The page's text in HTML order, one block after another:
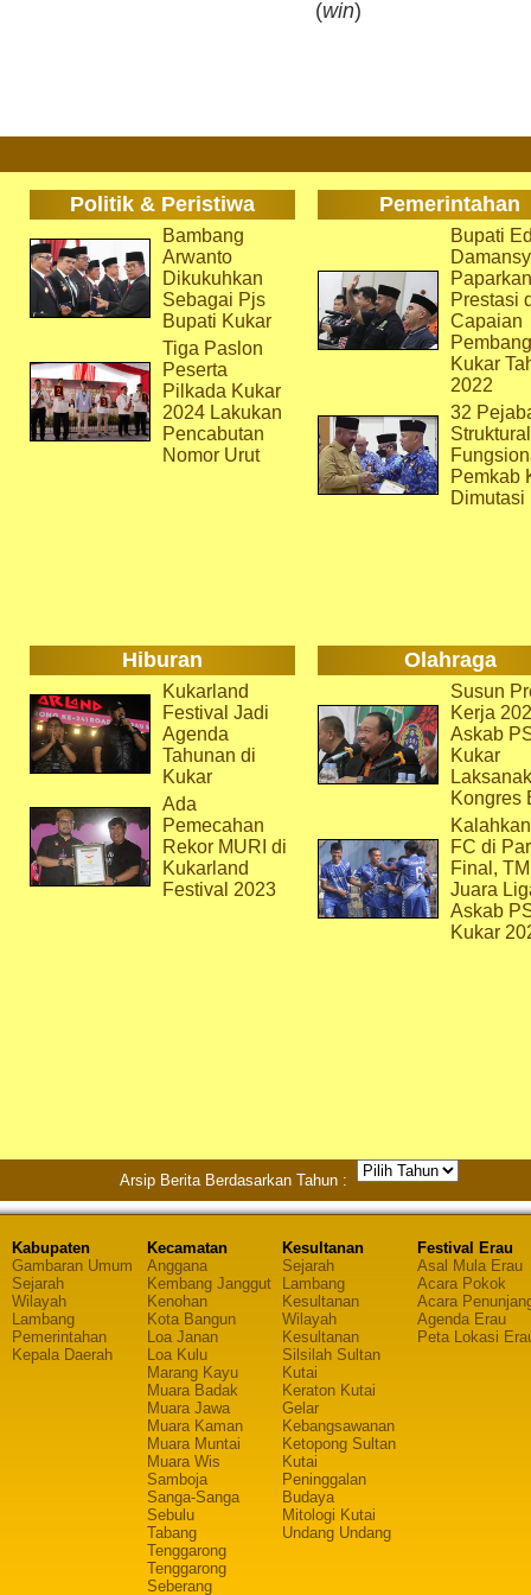
(win)
Politik & Peristiwa Pemerintahan
Bambang
Arwanto
Dikukuhkan
Sebagai Pjs
Bupati Kukar
Tiga Paslon
Peserta
Pilkada Kukar
2024 Lakukan
Pencabutan
Nomor Urut
Bupati
Paparkan
Prestasi
Capaian
Kukar
2022
32
Pemkab
Dimutasi
Hiburan Olahraga
Kukarland
Festival Jadi
Agenda
Tahunan di
Kukar
Ada
Pemecahan
Rekor MURI di
Kukarland
Festival 2023
Susun
Kerja
Askab
Kukar
Kongres
FC di
Final,
Juara
Askab
Kukar
Arsip Berita Berdasarkan Tahun :
Kabupaten
Gambaran Umum
Sejarah
Wilayah
Lambang
Pemerintahan
Kepala Daerah
Kecamatan
Anggana
Kembang Janggut
Kenohan
Kota Bangun
Loa Janan
Loa Kulu
Marang Kayu
Muara Badak
Muara Jawa
Muara Kaman
Muara Muntai
Muara Wis
Samboja
Sanga-Sanga
Sebulu
Tabang
Tenggarong
Tenggarong
Seberang
Kesultanan
Sejarah
Lambang
Kesultanan
Wilayah
Kesultanan
Silsilah Sultan
Kutai
Keraton Kutai
Gelar
Kebangsawanan
Ketopong Sultan
Kutai
Peninggalan
Budaya
Mitologi Kutai
Undang Undang
Festival Erau
Asal Mula Erau
Acara Pokok
Acara
Agenda Erau
Peta Lokasi